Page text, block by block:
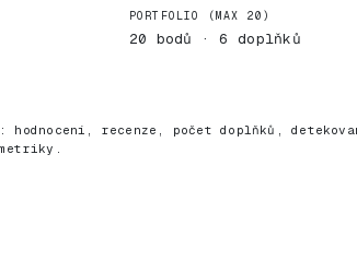
PORTFOLIO (MAX 20)
20 bodů · 6 doplňků
recenze, počet doplňků,